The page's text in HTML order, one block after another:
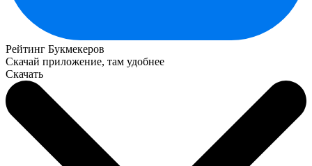
Рейтинг Букмекеров
Скачай приложение, там удобнее
Скачать